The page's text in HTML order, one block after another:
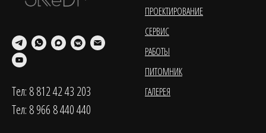
Тел: 8 812 42 43 203
Тел: 8 966 8 440 440
ПРОЕКТИРОВАНИЕ
СЕРВИС
РАБОТЫ
ПИТОМНИК
ГАЛЕРЕЯ